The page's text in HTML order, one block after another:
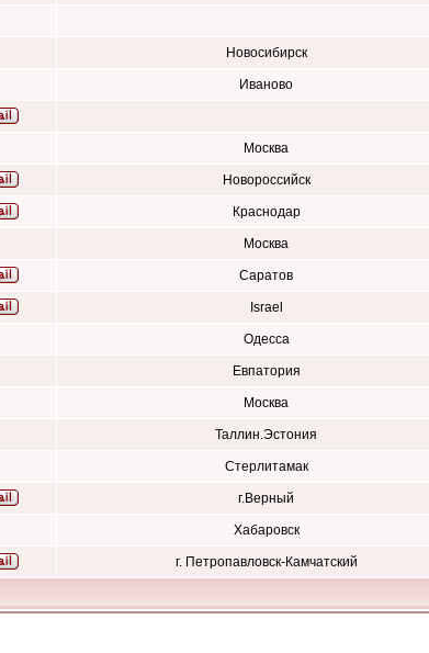
Новосибирск
Иваново
Москва
Новороссийск
Краснодар
Москва
Саратов
Israel
Одесса
Евпатория
Москва
Таллин.Эстония
Стерлитамак
г.Верный
Хабаровск
г. Петропавловск-Камчатский